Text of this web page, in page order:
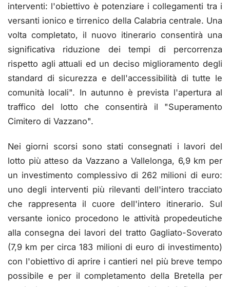
interventi: l'obiettivo è potenziare i collegamenti tra i
versanti ionico e tirrenico della Calabria centrale. Una
volta completato, il nuovo itinerario consentirà una
significativa riduzione dei tempi di percorrenza
rispetto agli attuali ed un deciso miglioramento degli
standard di sicurezza e dell'accessibilità di tutte le
comunità locali". In autunno è prevista l'apertura al
traffico del lotto che consentirà il "Superamento
Cimitero di Vazzano".
Nei giorni scorsi sono stati consegnati i lavori del
lotto più atteso da Vazzano a Vallelonga, 6,9 km per
un investimento complessivo di 262 milioni di euro:
uno degli interventi più rilevanti dell'intero tracciato
che rappresenta il cuore dell'intero itinerario. Sul
versante ionico procedono le attività propedeutiche
alla consegna dei lavori del tratto Gagliato-Soverato
(7,9 km per circa 183 milioni di euro di investimento)
con l'obiettivo di aprire i cantieri nel più breve tempo
possibile e per il completamento della Bretella per